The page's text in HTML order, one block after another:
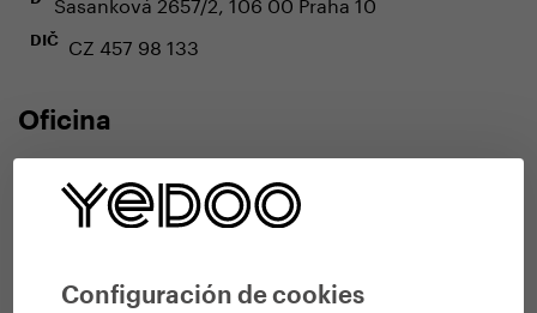
Configuración de cookies
DIČ CZ 457 98 133
Oficina
+420 737 279 228
Mayoristas